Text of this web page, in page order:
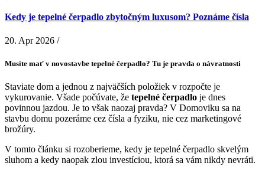
Kedy je tepelné čerpadlo zbytočným luxusom? Poznáme čísla
20. Apr 2026 /
Musíte mať v novostavbe tepelné čerpadlo? Tu je pravda o návratnosti
Staviate dom a jednou z najväčších položiek v rozpočte je
vykurovanie. Všade počúvate, že tepelné čerpadlo je dnes
povinnou jazdou. Je to však naozaj pravda? V Domoviku sa na
stavbu domu pozeráme cez čísla a fyziku, nie cez marketingové
brožúry.
V tomto článku si rozoberieme, kedy je tepelné čerpadlo skvelým
sluhom a kedy naopak zlou investíciou, ktorá sa vám nikdy nevráti.